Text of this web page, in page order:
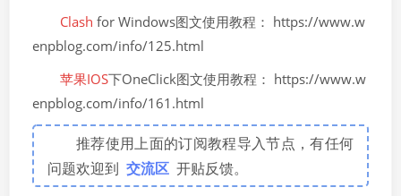
Clash for Windows图文使用教程： https://www.w
enpblog.com/info/125.html
苹果IOS下OneClick图文使用教程： https://www.w
enpblog.com/info/161.html
推荐使用上面的订阅教程导入节点，有任何
问题欢迎到 交流区 开贴反馈。